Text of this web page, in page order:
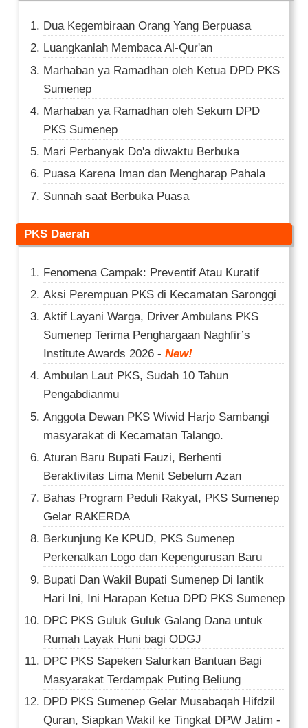
Dua Kegembiraan Orang Yang Berpuasa
Luangkanlah Membaca Al-Qur'an
Marhaban ya Ramadhan oleh Ketua DPD PKS
Sumenep
Marhaban ya Ramadhan oleh Sekum DPD
PKS Sumenep
Mari Perbanyak Do'a diwaktu Berbuka
Puasa Karena Iman dan Mengharap Pahala
Sunnah saat Berbuka Puasa
PKS Daerah
Fenomena Campak: Preventif Atau Kuratif
Aksi Perempuan PKS di Kecamatan Saronggi
Aktif Layani Warga, Driver Ambulans PKS
Sumenep Terima Penghargaan Naghfir’s
Institute Awards 2026- New!
Ambulan Laut PKS, Sudah 10 Tahun
Pengabdianmu
Anggota Dewan PKS Wiwid Harjo Sambangi
masyarakat di Kecamatan Talango.
Aturan Baru Bupati Fauzi, Berhenti
Beraktivitas Lima Menit Sebelum Azan
Bahas Program Peduli Rakyat, PKS Sumenep
Gelar RAKERDA
Berkunjung Ke KPUD, PKS Sumenep
Perkenalkan Logo dan Kepengurusan Baru
Bupati Dan Wakil Bupati Sumenep Di lantik
Hari Ini, Ini Harapan Ketua DPD PKS Sumenep
DPC PKS Guluk Guluk Galang Dana untuk
Rumah Layak Huni bagi ODGJ
DPC PKS Sapeken Salurkan Bantuan Bagi
Masyarakat Terdampak Puting Beliung
DPD PKS Sumenep Gelar Musabaqah Hifdzil
Quran, Siapkan Wakil ke Tingkat DPW Jatim -